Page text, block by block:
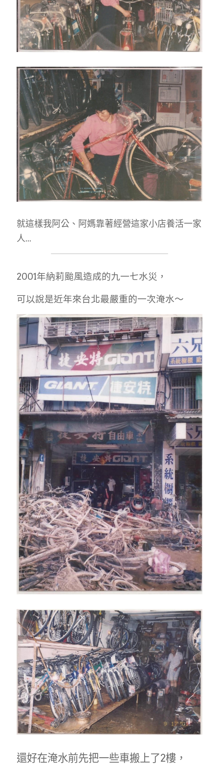
就這樣我阿公、阿媽靠著經營這家小店養活一家
人...
2001年納莉颱風造成的九一七水災，
可以說是近年來台北最嚴重的一次淹水～
還好在淹水前先把一些車搬上了2樓，